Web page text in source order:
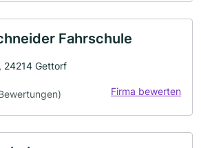
Fahrschule
24214 Gettorf
Firma bewerten